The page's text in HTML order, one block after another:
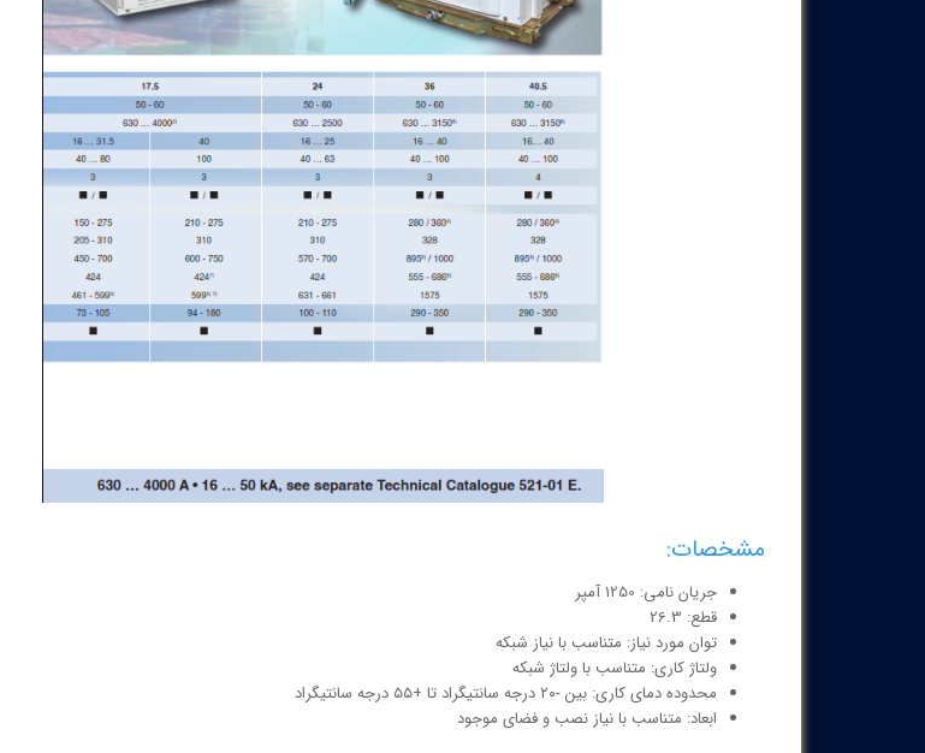
مشخصات:
جریان نامی: 1250 آمپر
قطع: 26.3
توان مورد نیاز: متناسب با نیاز شبکه
ولتاژ کاری: متناسب با ولتاژ شبکه
محدوده دمای کاری: بین -۲۰ درجه سانتیگراد تا +۵۵ درجه سانتیگراد
ابعاد: متناسب با نیاز نصب و فضای موجود